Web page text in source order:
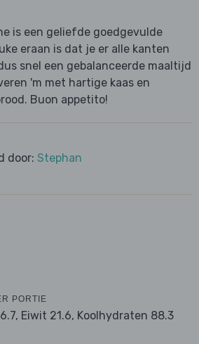
is een geliefde goedgevulde
eraan is dat je er alle kanten
snel een gebalanceerde maaltijd
'm met hartige kaas en
Buon appetito!
door: Stephan
PORTIE
Eiwit 21.6, Koolhydraten 88.3